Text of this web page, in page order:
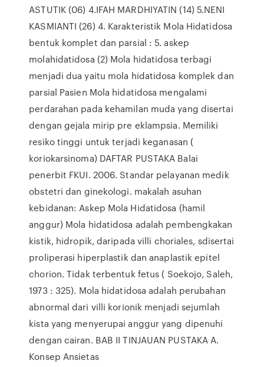
ASTUTIK (06) 4.IFAH MARDHIYATIN (14) 5.NENI
KASMIANTI (26) 4. Karakteristik Mola Hidatidosa
bentuk komplet dan parsial : 5. askep
molahidatidosa (2) Mola hidatidosa terbagi
menjadi dua yaitu mola hidatidosa komplek dan
parsial Pasien Mola hidatidosa mengalami
perdarahan pada kehamilan muda yang disertai
dengan gejala mirip pre eklampsia. Memiliki
resiko tinggi untuk terjadi keganasan (
koriokarsinoma) DAFTAR PUSTAKA Balai
penerbit FKUI. 2006. Standar pelayanan medik
obstetri dan ginekologi. makalah asuhan
kebidanan: Askep Mola Hidatidosa (hamil
anggur) Mola hidatidosa adalah pembengkakan
kistik, hidropik, daripada villi choriales, sdisertai
proliperasi hiperplastik dan anaplastik epitel
chorion. Tidak terbentuk fetus ( Soekojo, Saleh,
1973 : 325). Mola hidatidosa adalah perubahan
abnormal dari villi korionik menjadi sejumlah
kista yang menyerupai anggur yang dipenuhi
dengan cairan. BAB II TINJAUAN PUSTAKA A.
Konsep Ansietas